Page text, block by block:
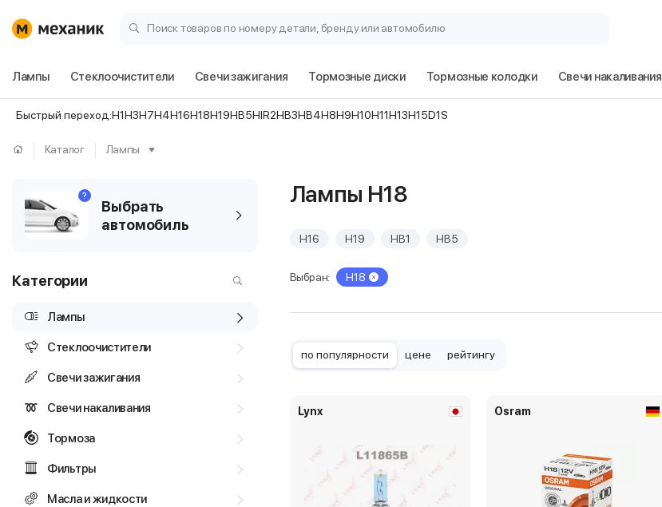
Поиск товаров по номеру детали, бренду или автомобилю
Лампы Стеклоочистители Свечи зажигания Тормозные диски Тормозные колодки Свечи накаливания
Быстрый переход:H1H3H7H4H16H18H19HB5HIR2HB3HB4H8H9H10H11H13H15D1S
Каталог Лампы
Выбрать
автомобиль
?
Категории
Лампы
Стеклоочистители
Свечи зажигания
Свечи накаливания
Тормоза
Фильтры
Масла и жидкости
Лампы H18
H16 H19 HB1 HB5
Выбран: H18
по популярности цене рейтингу
Lynx Osram